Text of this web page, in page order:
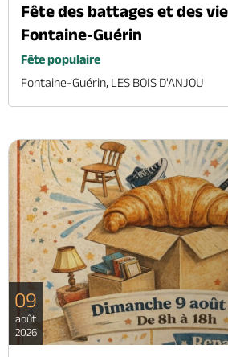
Fête des battages et des
Fontaine-Guérin
Fête populaire
Fontaine-Guérin, LES BOIS D'ANJOU
09
août
2026